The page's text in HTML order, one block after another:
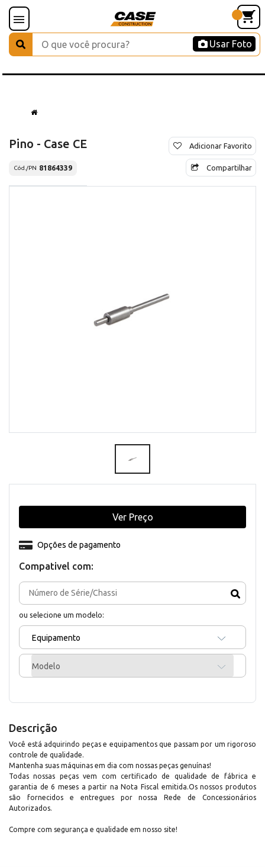
Usar Foto
Pino - Case CE
Cód./PN 81864339
Adicionar Favorito
Compartilhar
Compativel com:
ou selecione um modelo:
Equipamento
Modelo
Opções de pagamento
Ver Preço
Descrição
Você está adquirindo peças e equipamentos que passam por um rigoroso
controle de qualidade.
Mantenha suas máquinas em dia com nossas peças genuínas!
Todas nossas peças vem com certificado de qualidade de fábrica e
garantia de 6 meses a partir na Nota Fiscal emitida.Os nossos produtos
são fornecidos e entregues por nossa Rede de Concessionários
Autorizados.
Compre com segurança e qualidade em nosso site!